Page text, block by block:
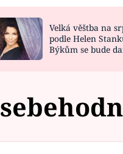
NOVINKY
VIDEORECEPTY
Velká věštba na
podle Helen
Býkům se bude